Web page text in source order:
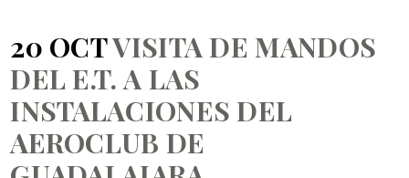
20 OCTVISITA DE MANDOS
DEL E.T. A LAS
INSTALACIONES DEL
AEROCLUB DE